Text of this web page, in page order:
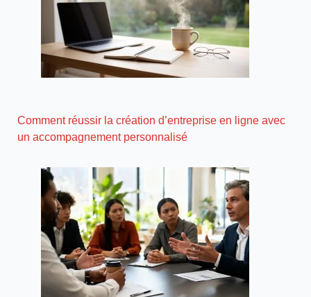
Comment réussir la création d’entreprise en ligne avec
un accompagnement personnalisé